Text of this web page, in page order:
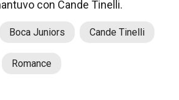
con Cande Tinelli.
Boca Juniors Cande Tinelli
Romance